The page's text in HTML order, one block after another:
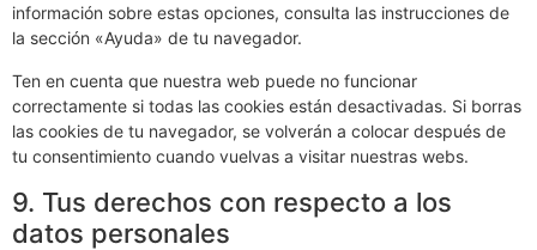
información sobre estas opciones, consulta las instrucciones de
la sección «Ayuda» de tu navegador.
Ten en cuenta que nuestra web puede no funcionar
correctamente si todas las cookies están desactivadas. Si borras
las cookies de tu navegador, se volverán a colocar después de
tu consentimiento cuando vuelvas a visitar nuestras webs.
9. Tus derechos con respecto a los
datos personales